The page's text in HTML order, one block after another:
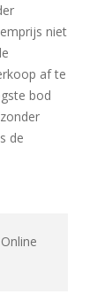
niet
af te
bod
de